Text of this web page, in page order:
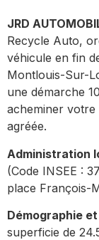
JRD
Recycle Auto,
véhicule en fin
Montlouis-Sur-
une démarche
acheminer votre
agréée.
Administration
(Code INSEE :
place François-
Démographie
superficie de